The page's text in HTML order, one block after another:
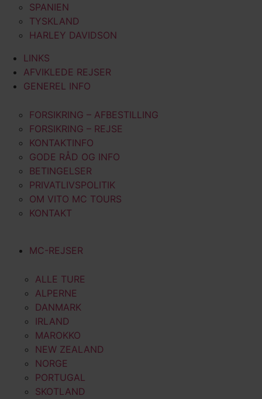
SPANIEN
TYSKLAND
HARLEY DAVIDSON
LINKS
AFVIKLEDE REJSER
GENEREL INFO
FORSIKRING – AFBESTILLING
FORSIKRING – REJSE
KONTAKTINFO
GODE RÅD OG INFO
BETINGELSER
PRIVATLIVSPOLITIK
OM VITO MC TOURS
KONTAKT
MC-REJSER
ALLE TURE
ALPERNE
DANMARK
IRLAND
MAROKKO
NEW ZEALAND
NORGE
PORTUGAL
SKOTLAND